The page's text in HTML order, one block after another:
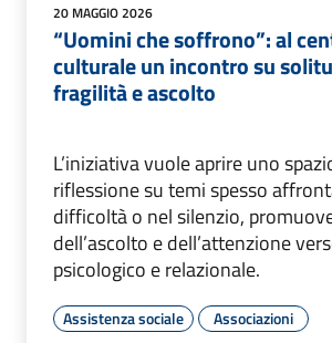
20 MAGGIO 2026
“Uomini che soffrono”: al
culturale un incontro su
fragilità e ascolto
L’iniziativa vuole aprire uno
riflessione su temi spesso
difficoltà o nel silenzio,
dell’ascolto e dell’attenzione
psicologico e relazionale.
Assistenza sociale Associazioni